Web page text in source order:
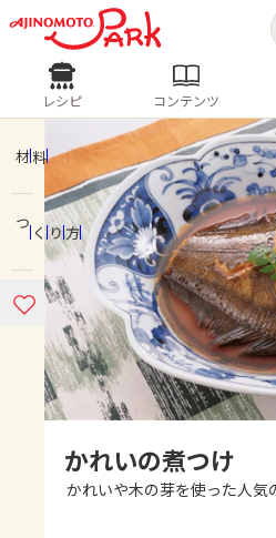
ログインするとレシピ
ログイン
ホーム
コンテンツ
レシピ
よくあるお問い合わ
レシピ
人気の食材・レシピ
きゅうり なす トマ
ピーマン
みょうが
レシピ コンテンツ
材料
つくり方
かれいの煮つけ
かれいや木の芽を使った人気